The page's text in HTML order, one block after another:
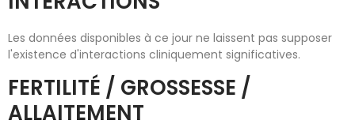
Les données disponibles à ce jour ne laissent pas supposer
l'existence d'interactions cliniquement significatives.
FERTILITÉ / GROSSESSE /
ALLAITEMENT